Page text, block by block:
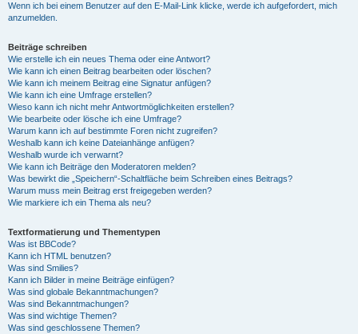
Wenn ich bei einem Benutzer auf den E-Mail-Link klicke, werde ich aufgefordert, mich
anzumelden.
Beiträge schreiben
Wie erstelle ich ein neues Thema oder eine Antwort?
Wie kann ich einen Beitrag bearbeiten oder löschen?
Wie kann ich meinem Beitrag eine Signatur anfügen?
Wie kann ich eine Umfrage erstellen?
Wieso kann ich nicht mehr Antwortmöglichkeiten erstellen?
Wie bearbeite oder lösche ich eine Umfrage?
Warum kann ich auf bestimmte Foren nicht zugreifen?
Weshalb kann ich keine Dateianhänge anfügen?
Weshalb wurde ich verwarnt?
Wie kann ich Beiträge den Moderatoren melden?
Was bewirkt die „Speichern“-Schaltfläche beim Schreiben eines Beitrags?
Warum muss mein Beitrag erst freigegeben werden?
Wie markiere ich ein Thema als neu?
Textformatierung und Thementypen
Was ist BBCode?
Kann ich HTML benutzen?
Was sind Smilies?
Kann ich Bilder in meine Beiträge einfügen?
Was sind globale Bekanntmachungen?
Was sind Bekanntmachungen?
Was sind wichtige Themen?
Was sind geschlossene Themen?